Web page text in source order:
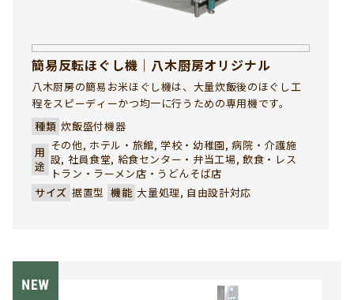
簡易反転ほぐし機｜八木厨房オリジナル
八木厨房の簡易お米ほぐし機は、大量炊飯後のほぐし工
程をスピーディーかつ均一に行うための専用機です。
種類 炊飯盛付機器
用
途
その他, ホテル・旅館, 学校・幼稚園, 病院・介護施
設, 社員食堂, 給食センター・弁当工場, 飲食・レス
トラン・ラーメン店・うどんそば店
サイズ 据置型 機能 大量処理, 自由設計対応